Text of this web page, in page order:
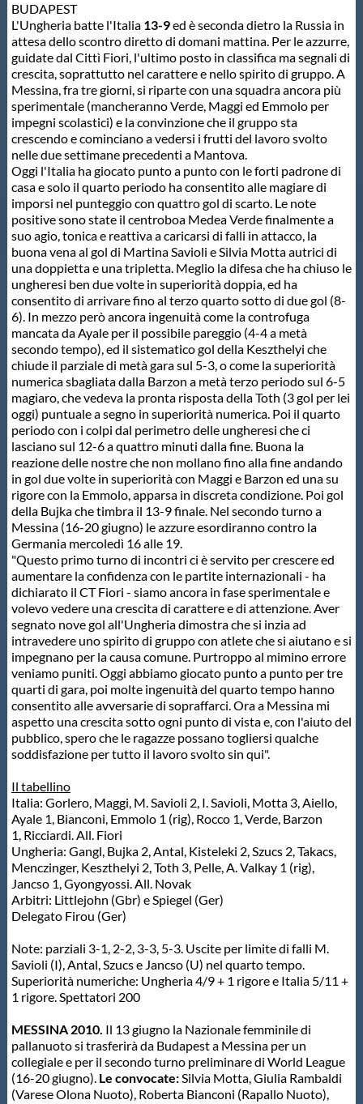
Protezione Civile
Qualità
Sostenibilità
Privacy
Cookie Policy
Archivio News
Flash News
Galleria fotografica
Videogallery
Intranet
Webmail
Contatti
Mappa del sito
BUDAPEST
L'Ungheria batte l'Italia 13-9ed è seconda dietro la Russia in
attesa dello scontro diretto di domani mattina. Per le azzurre,
guidate dal Cittì Fiori, l'ultimo posto in classifica ma segnali di
crescita, soprattutto nel carattere e nello spirito di gruppo. A
Messina, fra tre giorni, si riparte con una squadra ancora più
sperimentale (mancheranno Verde, Maggi ed Emmolo per
impegni scolastici) e la convinzione che il gruppo sta
crescendo e cominciano a vedersi i frutti del lavoro svolto
nelle due settimane precedenti a Mantova.
Oggi l'Italia ha giocato punto a punto con le forti padrone di
casa e solo il quarto periodo ha consentito alle magiare di
imporsi nel punteggio con quattro gol di scarto. Le note
positive sono state il centroboa Medea Verde finalmente a
suo agio, tonica e reattiva a caricarsi di falli in attacco, la
buona vena al gol di Martina Savioli e Silvia Motta autrici di
una doppietta e una tripletta. Meglio la difesa che ha chiuso le
ungheresi ben due volte in superiorità doppia, ed ha
consentito di arrivare fino al terzo quarto sotto di due gol (8-
6). In mezzo però ancora ingenuità come la controfuga
mancata da Ayale per il possibile pareggio (4-4 a metà
secondo tempo), ed il sistematico gol della Keszthelyi che
chiude il parziale di metà gara sul 5-3, o come la superiorità
numerica sbagliata dalla Barzon a metà terzo periodo sul 6-5
magiaro, che vedeva la pronta risposta della Toth (3 gol per lei
oggi) puntuale a segno in superiorità numerica. Poi il quarto
periodo con i colpi dal perimetro delle ungheresi che ci
lasciano sul 12-6 a quattro minuti dalla fine. Buona la
reazione delle nostre che non mollano fino alla fine andando
in gol due volte in superiorità con Maggi e Barzon ed una su
rigore con la Emmolo, apparsa in discreta condizione. Poi gol
della Bujka che timbra il 13-9 finale. Nel secondo turno a
Messina (16-20 giugno) le azzure esordiranno contro la
Germania mercoledì 16 alle 19.
"Questo primo turno di incontri ci è servito per crescere ed
aumentare la confidenza con le partite internazionali - ha
dichiarato il CT Fiori - siamo ancora in fase sperimentale e
volevo vedere una crescita di carattere e di attenzione. Aver
segnato nove gol all'Ungheria dimostra che si inzia ad
intravedere uno spirito di gruppo con atlete che si aiutano e si
impegnano per la causa comune. Purtroppo al mimino errore
veniamo puniti. Oggi abbiamo giocato punto a punto per tre
quarti di gara, poi molte ingenuità del quarto tempo hanno
consentito alle avversarie di sopraffarci. Ora a Messina mi
aspetto una crescita sotto ogni punto di vista e, con l'aiuto del
pubblico, spero che le ragazze possano togliersi qualche
soddisfazione per tutto il lavoro svolto sin qui".
Il tabellino
Italia: Gorlero, Maggi, M. Savioli 2, I. Savioli, Motta 3, Aiello,
Ayale 1, Bianconi, Emmolo 1 (rig), Rocco 1, Verde, Barzon
1, Ricciardi. All. Fiori
Ungheria: Gangl, Bujka 2, Antal, Kisteleki 2, Szucs 2, Takacs,
Menczinger, Keszthelyi 2, Toth 3, Pelle, A. Valkay 1 (rig),
Jancso 1, Gyongyossi. All. Novak
Arbitri: Littlejohn (Gbr) e Spiegel (Ger)
Delegato Firou (Ger)
Note: parziali 3-1, 2-2, 3-3, 5-3. Uscite per limite di falli M.
Savioli (I), Antal, Szucs e Jancso (U) nel quarto tempo.
Superiorità numeriche: Ungheria 4/9 + 1 rigore e Italia 5/11 +
1 rigore. Spettatori 200
MESSINA 2010. Il 13 giugno la Nazionale femminile di
pallanuoto si trasferirà da Budapest a Messina per un
collegiale e per il secondo turno preliminare di World League
(16-20 giugno). Le convocate:Silvia Motta, Giulia Rambaldi
(Varese Olona Nuoto), Roberta Bianconi (Rapallo Nuoto),